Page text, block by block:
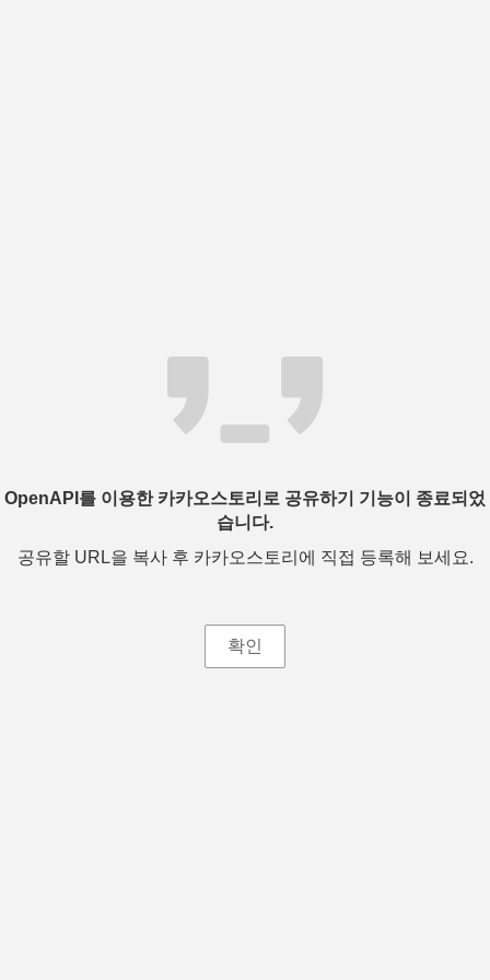
OpenAPI를 이용한 카카오스토리로 공유하기 기능이 종료되었
습니다.
공유할 URL을 복사 후 카카오스토리에 직접 등록해 보세요.
확인